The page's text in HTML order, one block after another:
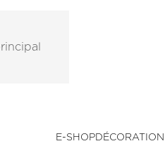
E-SHOPDÉCORATION